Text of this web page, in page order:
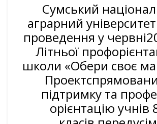
Сумський
аграрний університет
проведення у
Літньої
школи «Обери своє
підтримку та
орієнтацію учнів